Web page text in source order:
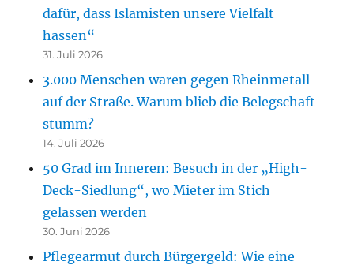
dafür, dass Islamisten unsere Vielfalt
hassen“
31. Juli 2026
3.000 Menschen waren gegen Rheinmetall
auf der Straße. Warum blieb die Belegschaft
stumm?
14. Juli 2026
50 Grad im Inneren: Besuch in der „High-
Deck-Siedlung“, wo Mieter im Stich
gelassen werden
30. Juni 2026
Pflegearmut durch Bürgergeld: Wie eine